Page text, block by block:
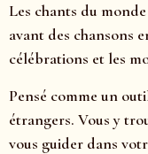
Les chants du
avant des chansons
célébrations et les
Pensé comme un
étrangers. Vous y
vous guider dans